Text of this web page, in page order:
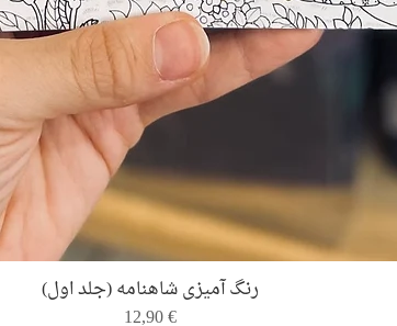
Quick View
رنگ ‌آمیزی شاهنامه (جلد اول)
Price
12,90 €